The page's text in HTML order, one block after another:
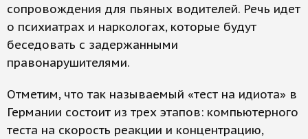
сопровождения для пьяных водителей. Речь идет
о психиатрах и наркологах, которые будут
беседовать с задержанными
правонарушителями.
Отметим, что так называемый «тест на идиота» в
Германии состоит из трех этапов: компьютерного
теста на скорость реакции и концентрацию,